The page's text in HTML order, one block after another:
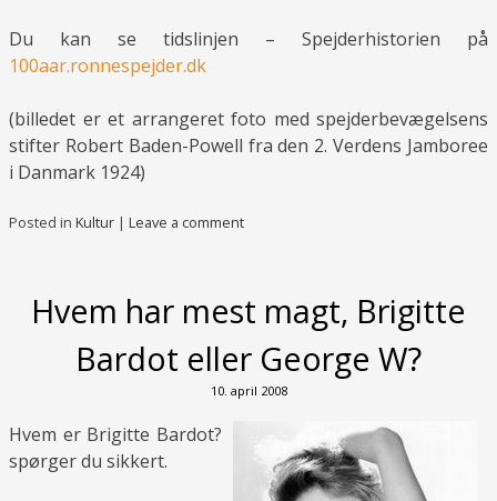
Du kan se tidslinjen – Spejderhistorien på
100aar.ronnespejder.dk
(billedet er et arrangeret foto med spejderbevægelsens
stifter Robert Baden-Powell fra den 2. Verdens Jamboree
i Danmark 1924)
Posted in Kultur | Leave a comment
Hvem har mest magt, Brigitte
Bardot eller George W?
10. april 2008
Hvem er Brigitte Bardot?
spørger du sikkert.